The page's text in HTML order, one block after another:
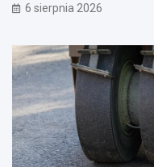
6 sierpnia 2026